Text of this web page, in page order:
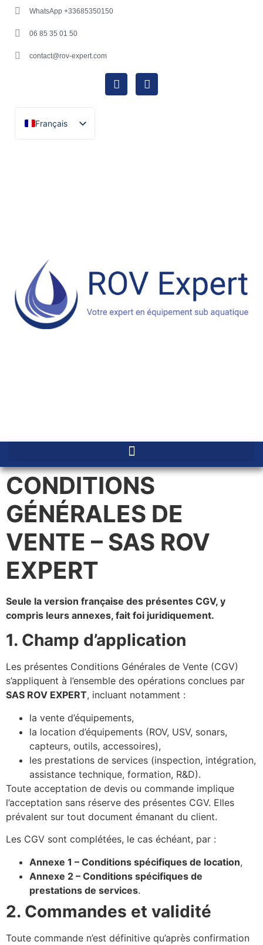
WhatsApp +33685350150
06 85 35 01 50
contact@rov-expert.com
Français
English
Ελληνικά
CONDITIONS
GÉNÉRALES DE
VENTE – SAS ROV
EXPERT
Seule la version française des présentes CGV, y
compris leurs annexes, fait foi juridiquement.
1. Champ d’application
Les présentes Conditions Générales de Vente (CGV)
s’appliquent à l’ensemble des opérations conclues par
SAS ROV EXPERT, incluant notamment :
la vente d’équipements,
la location d’équipements (ROV, USV, sonars,
capteurs, outils, accessoires),
les prestations de services (inspection, intégration,
assistance technique, formation, R&D).
Toute acceptation de devis ou commande implique
l’acceptation sans réserve des présentes CGV. Elles
prévalent sur tout document émanant du client.
Les CGV sont complétées, le cas échéant, par :
Annexe 1 – Conditions spécifiques de location,
Annexe 2 – Conditions spécifiques de
prestations de services.
2. Commandes et validité
Toute commande n’est définitive qu’après confirmation